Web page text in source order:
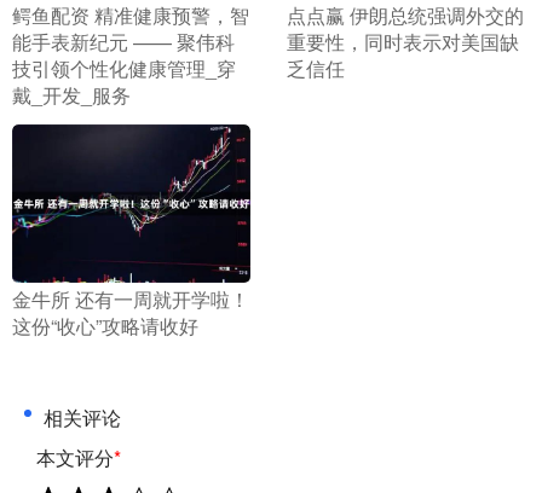
​鳄鱼配资 精准健康预警，智
能手表新纪元 —— 聚伟科
技引领个性化健康管理_穿
戴_开发_服务
​点点赢 伊朗总统强调外交的
重要性，同时表示对美国缺
乏信任
​金牛所 还有一周就开学啦！
这份“收心”攻略请收好
相关评论
本文评分*